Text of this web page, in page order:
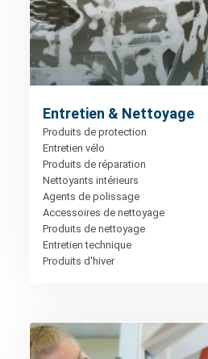
Entretien & Nettoyage
Produits de protection
Entretien vélo
Produits de réparation
Nettoyants intérieurs
Agents de polissage
Accessoires de nettoyage
Produits de nettoyage
Entretien technique
Produits d'hiver